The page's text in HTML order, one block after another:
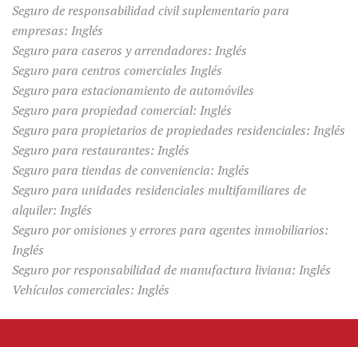
Seguro de responsabilidad civil suplementario para
empresas: Inglés
Seguro para caseros y arrendadores: Inglés
Seguro para centros comerciales Inglés
Seguro para estacionamiento de automóviles
Seguro para propiedad comercial: Inglés
Seguro para propietarios de propiedades residenciales: Inglés
Seguro para restaurantes: Inglés
Seguro para tiendas de conveniencia: Inglés
Seguro para unidades residenciales multifamiliares de
alquiler: Inglés
Seguro por omisiones y errores para agentes inmobiliarios:
Inglés
Seguro por responsabilidad de manufactura liviana: Inglés
Vehículos comerciales: Inglés